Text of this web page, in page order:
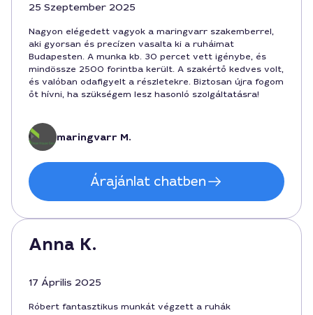
25 Szeptember 2025
Nagyon elégedett vagyok a maringvarr szakemberrel,
aki gyorsan és precízen vasalta ki a ruháimat
Budapesten. A munka kb. 30 percet vett igénybe, és
mindössze 2500 forintba került. A szakértő kedves volt,
és valóban odafigyelt a részletekre. Biztosan újra fogom
őt hívni, ha szükségem lesz hasonló szolgáltatásra!
maringvarr M.
Árajánlat chatben
Anna K.
17 Április 2025
Róbert fantasztikus munkát végzett a ruhák